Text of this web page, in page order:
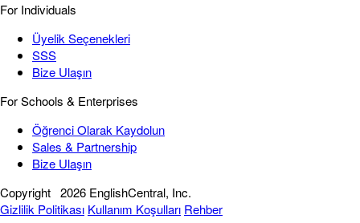
For Individuals
Üyelik Seçenekleri
SSS
Bize Ulaşın
For Schools & Enterprises
Öğrenci Olarak Kaydolun
Sales & Partnership
Bize Ulaşın
Copyright 2026 EnglishCentral, Inc.
Gizlilik Politikası Kullanım Koşulları Rehber